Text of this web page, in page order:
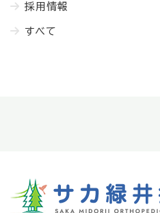
採用情報
すべて